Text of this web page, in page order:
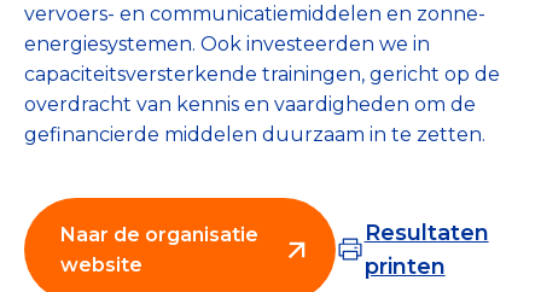
Nieuws
Over het CBF
Register Erkende Donatieplatformen
vervoers- en communicatiemiddelen en zonne-
energiesystemen. Ook investeerden we in
capaciteitsversterkende trainingen, gericht op de
overdracht van kennis en vaardigheden om de
gefinancierde middelen duurzaam in te zetten.
Naar de organisatie
website
Resultaten
printen